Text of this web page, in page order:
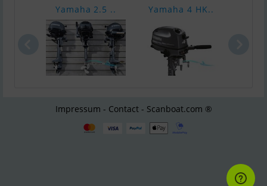
Yamaha 2.5 .. Yamaha 4 HK..
Impressum - Contact - Scanboat.com ®